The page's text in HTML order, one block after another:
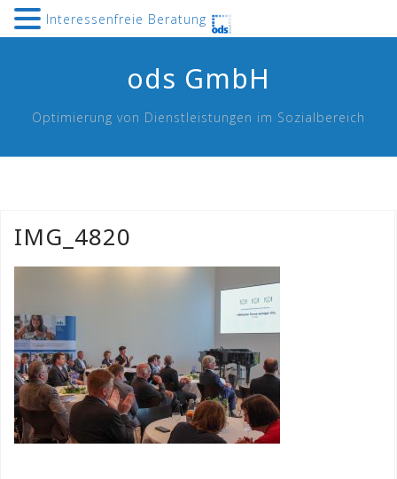
ods GmbH
Optimierung von Dienstleistungen im Sozialbereich
IMG_4820
Interessenfreie Beratung